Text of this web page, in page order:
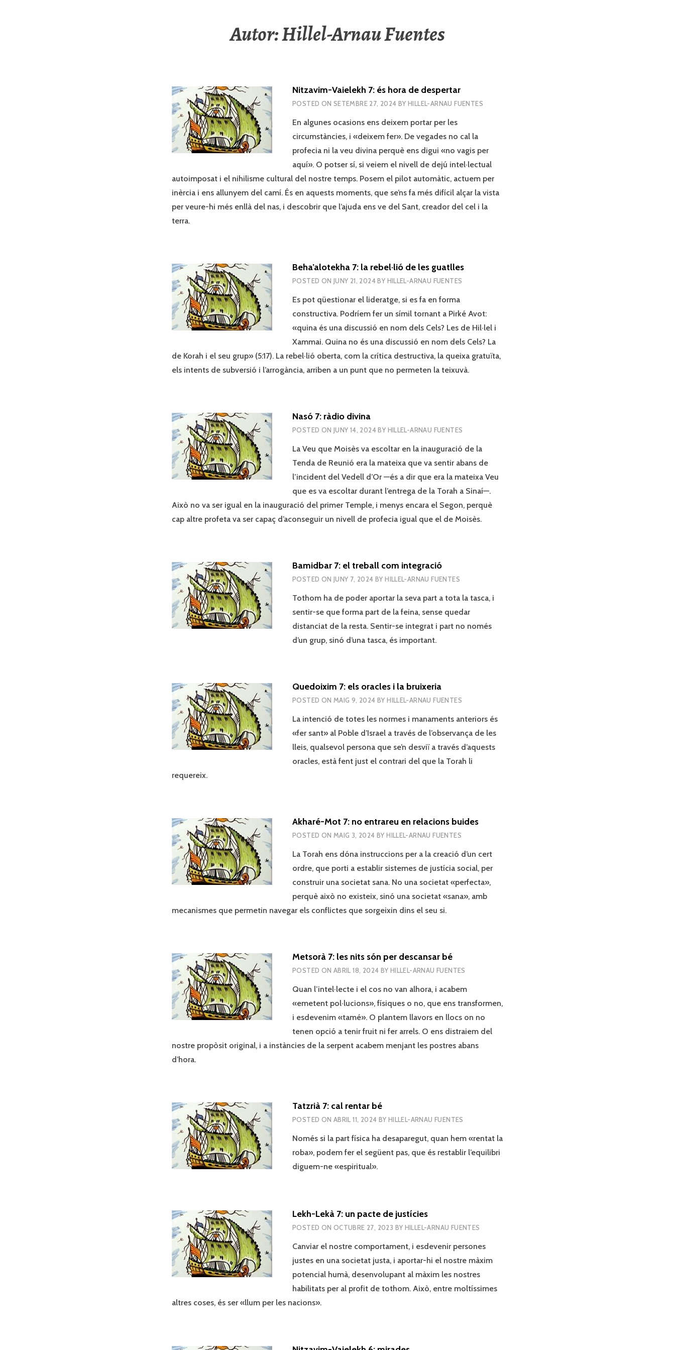
Autor:Hillel-Arnau Fuentes
Nitzavim-Vaielekh 7: és hora de despertar
POSTED ON SETEMBRE 27, 2024 BYHILLEL-ARNAU FUENTES
En algunes ocasions ens deixem portar per les
circumstàncies, i «deixem fer». De vegades no cal la
profecia ni la veu divina perquè ens digui «no vagis per
aquí». O potser sí, si veiem el nivell de dejú intel·lectual
autoimposat i el nihilisme cultural del nostre temps. Posem el pilot automàtic, actuem per
inèrcia i ens allunyem del camí. És en aquests moments, que se’ns fa més difícil alçar la vista
per veure-hi més enllà del nas, i descobrir que l’ajuda ens ve del Sant, creador del cel i la
terra.
Beha’alotekha 7: la rebel·lió de les guatlles
POSTED ON JUNY 21, 2024 BY HILLEL-ARNAU FUENTES
Es pot qüestionar el lideratge, si es fa en forma
constructiva. Podríem fer un símil tornant a Pirké Avot:
«quina és una discussió en nom dels Cels? Les de Hil·lel i
Xammai. Quina no és una discussió en nom dels Cels? La
de Korah i el seu grup» (5:17). La rebel·lió oberta, com la crítica destructiva, la queixa gratuïta,
els intents de subversió i l’arrogància, arriben a un punt que no permeten la teixuvà.
Nasó 7: ràdio divina
POSTED ON JUNY 14, 2024 BY HILLEL-ARNAU FUENTES
La Veu que Moisès va escoltar en la inauguració de la
Tenda de Reunió era la mateixa que va sentir abans de
l’incident del Vedell d’Or —és a dir que era la mateixa Veu
que es va escoltar durant l’entrega de la Torah a Sinaí—.
Això no va ser igual en la inauguració del primer Temple, i menys encara el Segon, perquè
cap altre profeta va ser capaç d’aconseguir un nivell de profecia igual que el de Moisès.
Bamidbar 7: el treball com integració
POSTED ON JUNY 7, 2024 BYHILLEL-ARNAU FUENTES
Tothom ha de poder aportar la seva part a tota la tasca, i
sentir-se que forma part de la feina, sense quedar
distanciat de la resta. Sentir-se integrat i part no només
d’un grup, sinó d’una tasca, és important.
Quedoixim 7: els oracles i la bruixeria
POSTED ON MAIG 9, 2024 BYHILLEL-ARNAU FUENTES
La intenció de totes les normes i manaments anteriors és
«fer sant» al Poble d’Israel a través de l’observança de les
lleis, qualsevol persona que se’n desviï a través d’aquests
oracles, està fent just el contrari del que la Torah li
requereix.
Akharé-Mot 7: no entrareu en relacions buides
POSTED ON MAIG 3, 2024 BYHILLEL-ARNAU FUENTES
La Torah ens dóna instruccions per a la creació d’un cert
ordre, que porti a establir sistemes de justícia social, per
construir una societat sana. No una societat «perfecta»,
perquè això no existeix, sinó una societat «sana», amb
mecanismes que permetin navegar els conflictes que sorgeixin dins el seu si.
Metsorà 7: les nits són per descansar bé
POSTED ON ABRIL 18, 2024 BY HILLEL-ARNAU FUENTES
Quan l’intel·lecte i el cos no van alhora, i acabem
«emetent pol·lucions», físiques o no, que ens transformen,
i esdevenim «tamé». O plantem llavors en llocs on no
tenen opció a tenir fruit ni fer arrels. O ens distraiem del
nostre propòsit original, i a instàncies de la serpent acabem menjant les postres abans
d’hora.
Tatzrià 7: cal rentar bé
POSTED ON ABRIL 11, 2024 BY HILLEL-ARNAU FUENTES
Només si la part física ha desaparegut, quan hem «rentat la
roba», podem fer el següent pas, que és restablir l’equilibri
diguem-ne «espiritual».
Lekh-Lekà 7: un pacte de justícies
POSTED ON OCTUBRE 27, 2023 BY HILLEL-ARNAU FUENTES
Canviar el nostre comportament, i esdevenir persones
justes en una societat justa, i aportar-hi el nostre màxim
potencial humà, desenvolupant al màxim les nostres
habilitats per al profit de tothom. Això, entre moltíssimes
altres coses, és ser «llum per les nacions».